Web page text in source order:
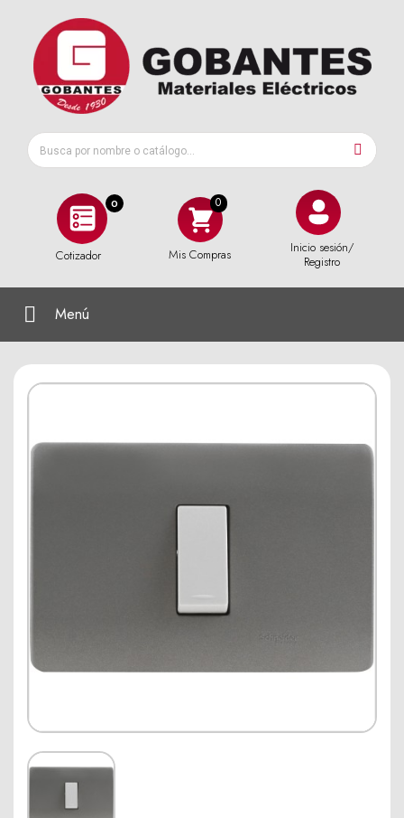
0
Cotizador Mis Compras
Inicio sesión/
Registro
Menú